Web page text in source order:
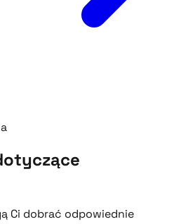
Ci dobrać odpowiednie